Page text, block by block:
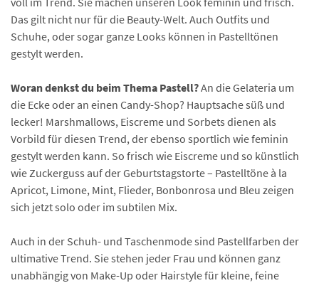
Das gilt nicht nur für die Beauty-Welt. Auch Outfits und
Schuhe, oder sogar ganze Looks können in Pastelltönen
gestylt werden.
Woran denkst du beim Thema Pastell?An die Gelateria um
die Ecke oder an einen Candy-Shop? Hauptsache süß und
lecker! Marshmallows, Eiscreme und Sorbets dienen als
Vorbild für diesen Trend, der ebenso sportlich wie feminin
gestylt werden kann. So frisch wie Eiscreme und so künstlich
wie Zuckerguss auf der Geburtstagstorte – Pastelltöne à la
Apricot, Limone, Mint, Flieder, Bonbonrosa und Bleu zeigen
sich jetzt solo oder im subtilen Mix.
Auch in der Schuh- und Taschenmode sind Pastellfarben der
ultimative Trend. Sie stehen jeder Frau und können ganz
unabhängig von Make-Up oder Hairstyle für kleine, feine